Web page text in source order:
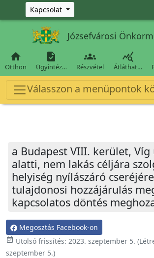
Ugrás a fő tartalomra
Kapcsolat
Józsefvárosi

Otthon

Ügyintéz…

Részvétel

Átláthat…
Válasszon a menüpontok
a Budapest VIII. kerület, Víg
alatti, nem lakás céljára
helyiség nyílászáró
tulajdonosi hozzájárulás
kapcsolatos döntés
Megosztás Facebook-on
event_available Utolsó frissítés: 2023. szeptember 5.
szeptember 5.)